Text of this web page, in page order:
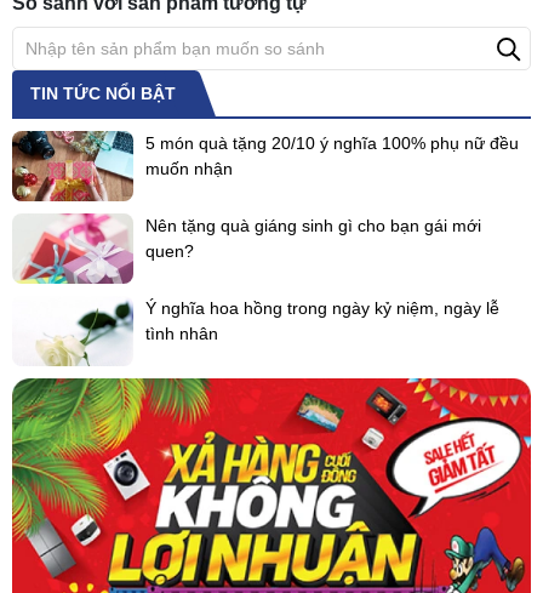
TIN TỨC NỔI BẬT
5 món quà tặng 20/10 ý nghĩa 100% phụ nữ đều
muốn nhận
Nên tặng quà giáng sinh gì cho bạn gái mới
quen?
Ý nghĩa hoa hồng trong ngày kỷ niệm, ngày lễ
tình nhân